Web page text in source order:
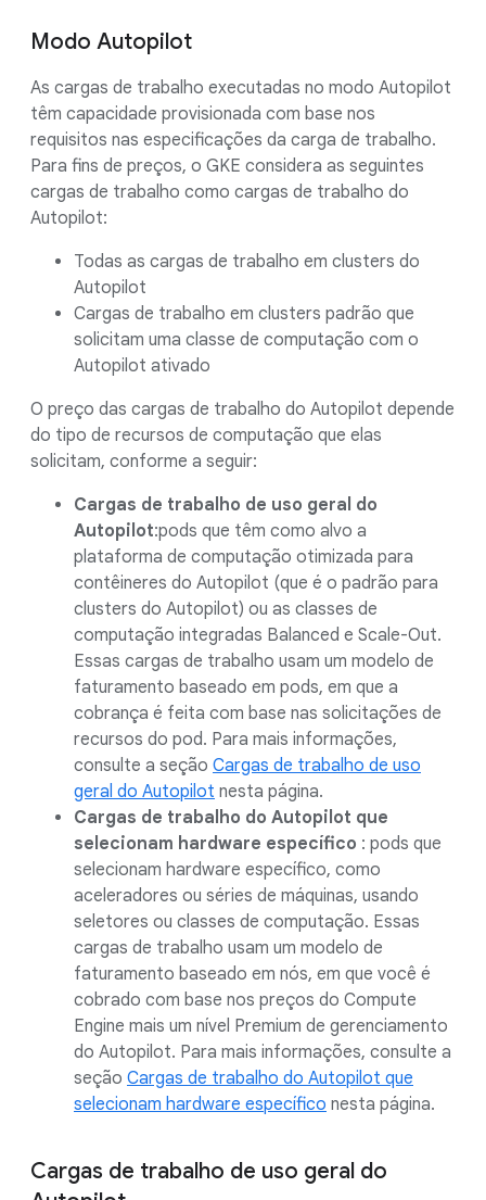
Modo Autopilot
As cargas de trabalho executadas no modo Autopilot
têm capacidade provisionada com base nos
requisitos nas especificações da carga de trabalho.
Para fins de preços, o GKE considera as seguintes
cargas de trabalho como cargas de trabalho do
Autopilot:
Todas as cargas de trabalho em clusters do
Autopilot
Cargas de trabalho em clusters padrão que
solicitam uma classe de computação com o
Autopilot ativado
O preço das cargas de trabalho do Autopilot depende
do tipo de recursos de computação que elas
solicitam, conforme a seguir:
Cargas de trabalho de uso geral do
Autopilot:pods que têm como alvo a
plataforma de computação otimizada para
contêineres do Autopilot (que é o padrão para
clusters do Autopilot) ou as classes de
computação integradas Balanced e Scale-Out.
Essas cargas de trabalho usam um modelo de
faturamento baseado em pods, em que a
cobrança é feita com base nas solicitações de
recursos do pod. Para mais informações,
consulte a seção Cargas de trabalho de uso
geral do Autopilot nesta página.
Cargas de trabalho do Autopilot que
selecionam hardware específico : pods que
selecionam hardware específico, como
aceleradores ou séries de máquinas, usando
seletores ou classes de computação. Essas
cargas de trabalho usam um modelo de
faturamento baseado em nós, em que você é
cobrado com base nos preços do Compute
Engine mais um nível Premium de gerenciamento
do Autopilot. Para mais informações, consulte a
seção Cargas de trabalho do Autopilot que
selecionam hardware específico nesta página.
Cargas de trabalho de uso geral do